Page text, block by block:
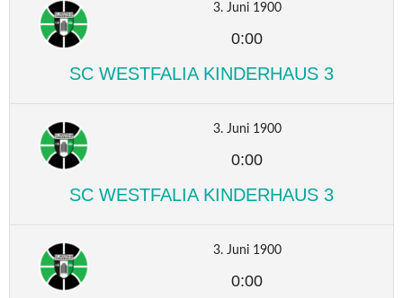
3. Juni 1900
0:00
SC WESTFALIA KINDERHAUS 3
3. Juni 1900
0:00
SC WESTFALIA KINDERHAUS 3
3. Juni 1900
0:00